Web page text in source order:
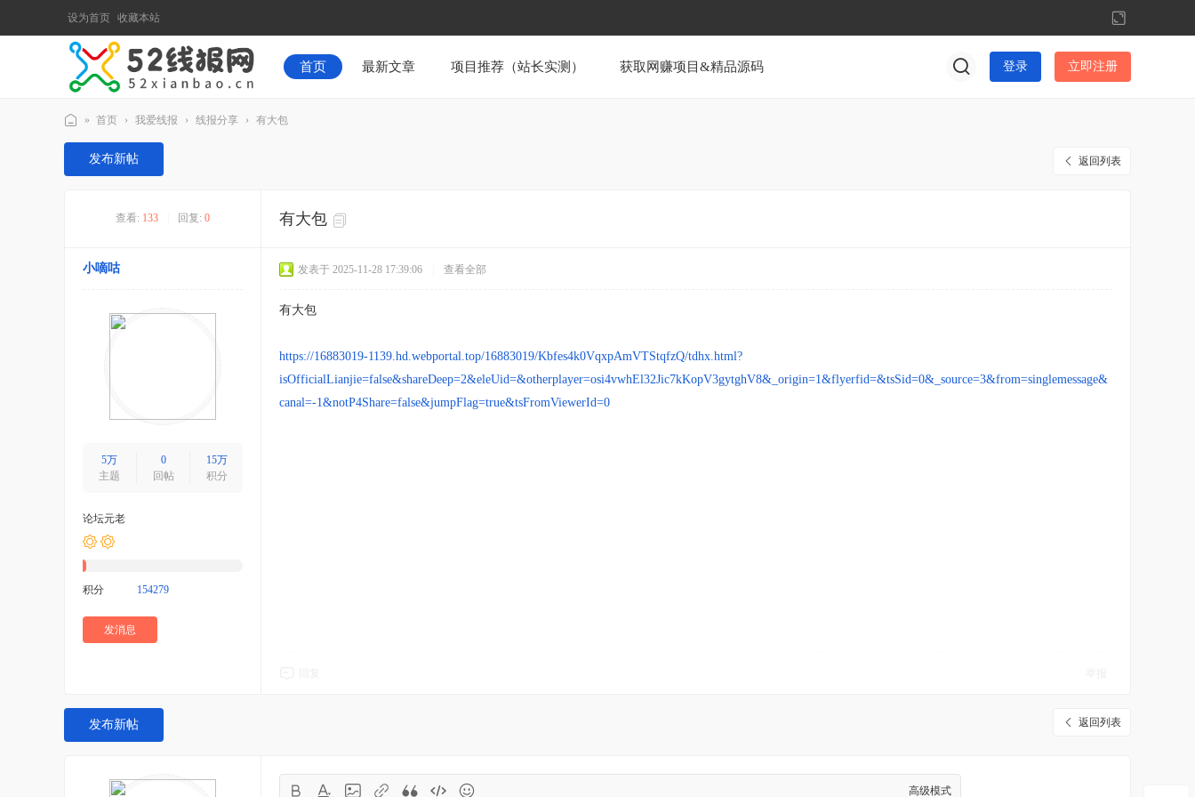
设为首页 收藏本站
切
换
到
宽
首页 最新文章 项目推荐（站长实测） 获取网赚项目&精品源码 登录 立即注册
52
线
» 首页 › 我爱线报 › 线报分享 › 有大包
返回列表
发布新帖
查看: 133 回复: 0 有大包
小嘀咕
5万
主题
0
回帖
15万
积分
论坛元老
积分 154279
发消息
发表于 2025-11-28 17:39:06 查看全部
有大包
https://16883019-1139.hd.webportal.top/16883019/Kbfes4k0VqxpAmVTStqfzQ/tdhx.html?
isOfficialLianjie=false&shareDeep=2&eleUid=&otherplayer=osi4vwhEl32Jic7kKopV3gytghV8&_origin=1&flyerfid=&tsSid=0&_source=3&from=singlemessage&
canal=-1&notP4Share=false&jumpFlag=true&tsFromViewerId=0
返回列表
发布新帖
高级模式